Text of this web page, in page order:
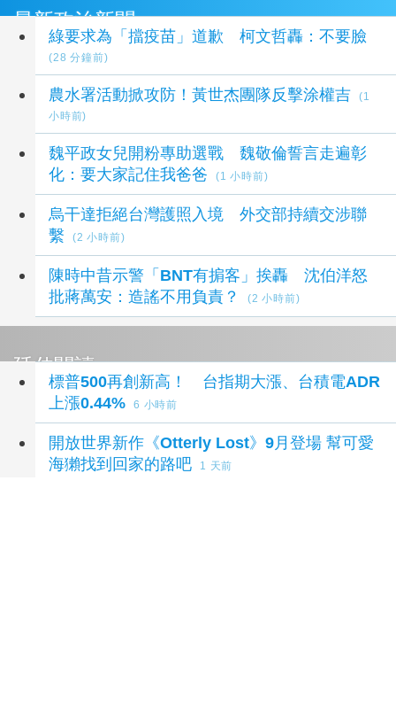
最新政治新聞
綠要求為「擋疫苗」道歉 柯文哲轟：不要臉
(28 分鐘前)
農水署活動掀攻防！黃世杰團隊反擊涂權吉
(1
小時前)
魏平政女兒開粉專助選戰 魏敬倫誓言走遍彰
化：要大家記住我爸爸
(1 小時前)
烏干達拒絕台灣護照入境 外交部持續交涉聯
繫
(2 小時前)
陳時中昔示警「BNT有掮客」挨轟 沈伯洋怒
批蔣萬安：造謠不用負責？
(2 小時前)
延伸閱讀
標普500再創新高！ 台指期大漲、台積電ADR
上漲0.44%
6 小時前
開放世界新作《Otterly Lost》9月登場 幫可愛
海獺找到回家的路吧
1 天前